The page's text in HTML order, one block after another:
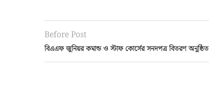
Before Post
বিএএফ জুনিয়র কমান্ড ও স্টাফ কোর্সের সনদপত্র বিতরণ অনুষ্ঠিত